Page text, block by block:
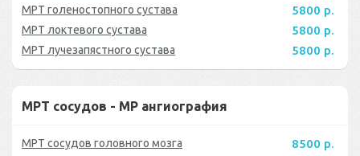
МРТ голеностопного сустава 5800 р.
МРТ локтевого сустава 5800 р.
МРТ лучезапястного сустава 5800 р.
МРТ сосудов - МР ангиография
МРТ сосудов головного мозга 8500 р.